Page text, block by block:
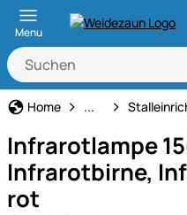
Menu
Home Stall- &
...
Infrarotlampe
Infrarotbirne,
rot